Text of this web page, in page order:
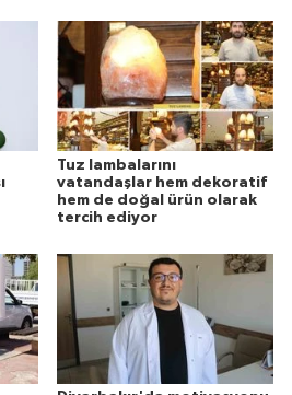
Tuz lambalarını
vatandaşlar hem dekoratif
hem de doğal ürün olarak
tercih ediyor